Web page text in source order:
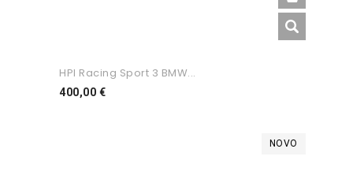
HPI Racing Sport 3 BMW...
400,00 €Preço
NOVO